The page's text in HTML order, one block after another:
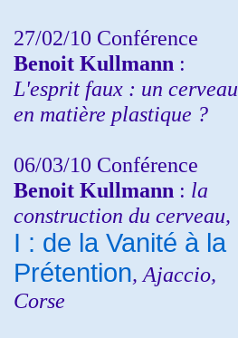
27/02/10 Conférence
Benoit Kullmann :
L'esprit faux : un cerveau
en matière plastique ?
06/03/10 Conférence
Benoit Kullmann : la
construction du cerveau,
I : de la Vanité à la
Prétention, Ajaccio,
Corse